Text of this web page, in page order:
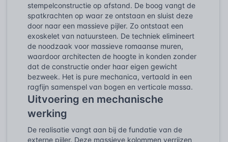
stempelconstructie op afstand. De boog vangt de
spatkrachten op waar ze ontstaan en sluist deze
door naar een massieve pijler. Zo ontstaat een
exoskelet van natuursteen. De techniek elimineert
de noodzaak voor massieve romaanse muren,
waardoor architecten de hoogte in konden zonder
dat de constructie onder haar eigen gewicht
bezweek. Het is pure mechanica, vertaald in een
ragfijn samenspel van bogen en verticale massa.
Uitvoering en mechanische
werking
De realisatie vangt aan bij de fundatie van de
externe pijler. Deze massieve kolommen verrijzen